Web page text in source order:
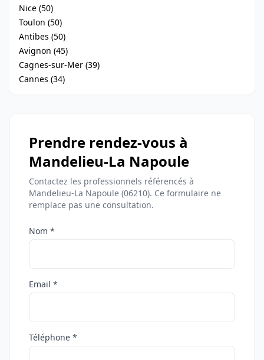
Nice (50)
Toulon (50)
Antibes (50)
Avignon (45)
Cagnes-sur-Mer (39)
Cannes (34)
Prendre rendez-vous à
Mandelieu-La Napoule
Contactez les professionnels référencés à
Mandelieu-La Napoule (06210). Ce formulaire ne
remplace pas une consultation.
Nom *
Email *
Téléphone *